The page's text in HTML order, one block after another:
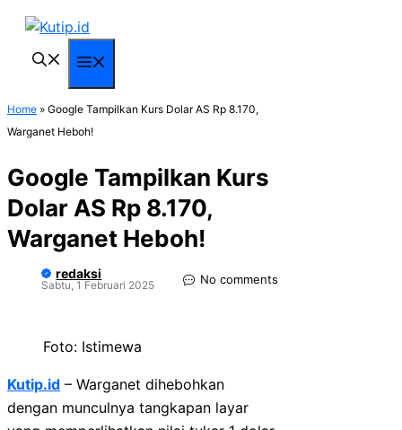
Langsung
Home » Google Tampilkan Kurs Dolar AS Rp 8.170,
Warganet Heboh!
Google Tampilkan Kurs
Dolar AS Rp 8.170,
Warganet Heboh!
redaksi
Sabtu, 1 Februari 2025 No comments
Foto: Istimewa
Kutip.id – Warganet dihebohkan
dengan munculnya tangkapan layar